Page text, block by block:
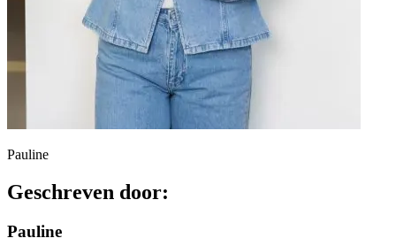
Pauline
Geschreven door:
Pauline